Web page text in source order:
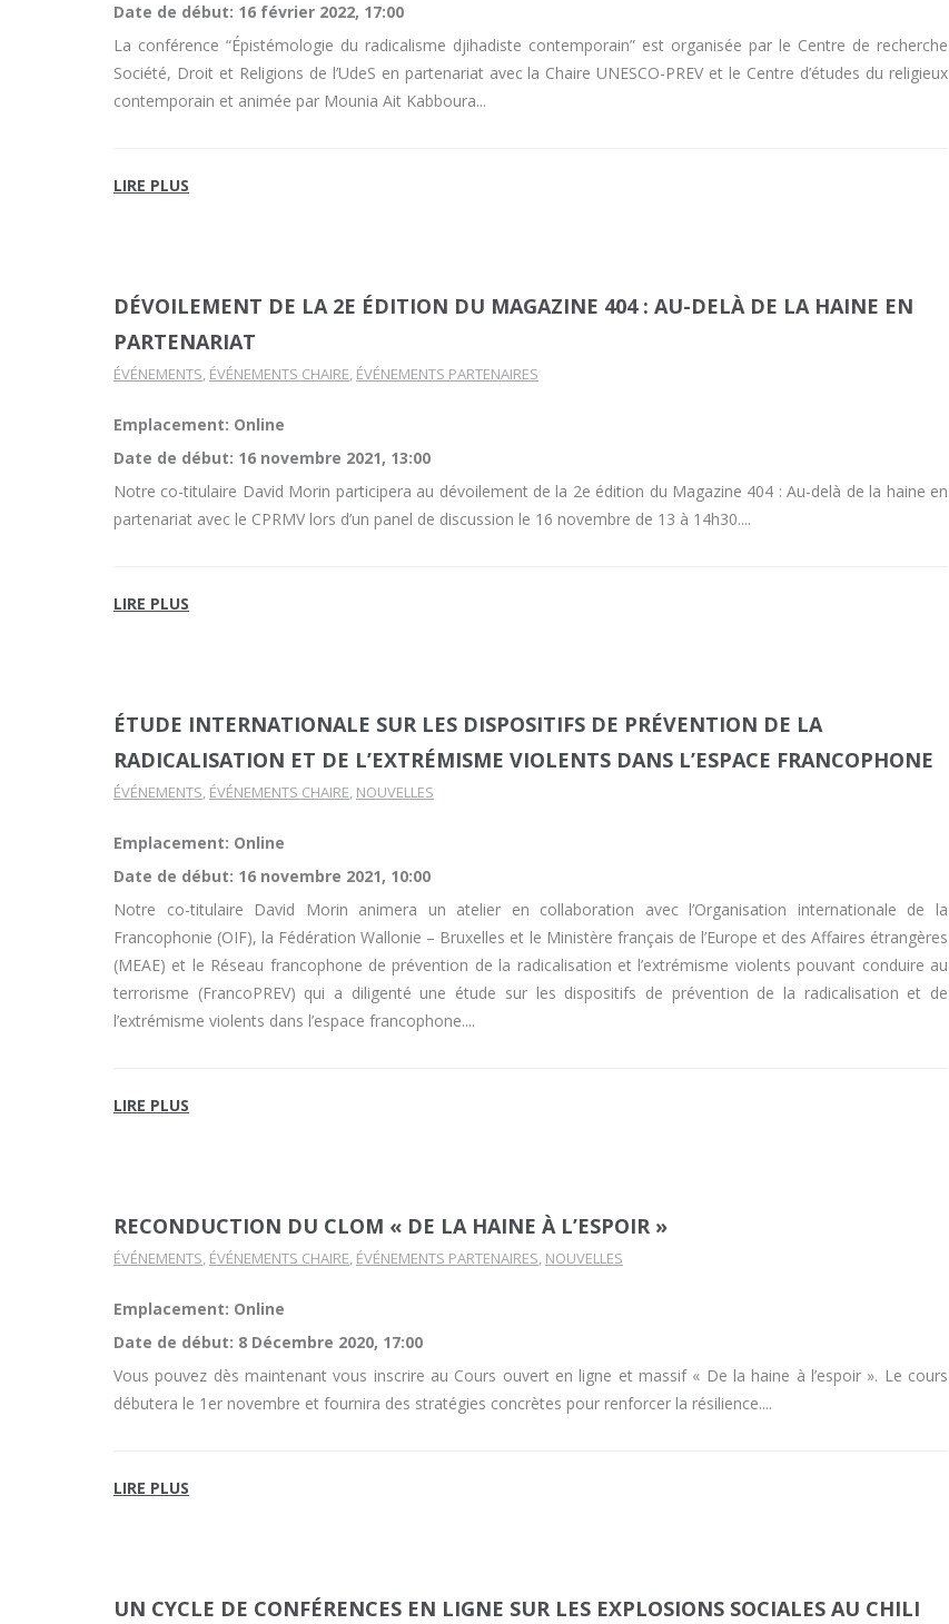
Date de début: 16 février 2022, 17:00
La conférence “Épistémologie du radicalisme djihadiste contemporain” est organisée par le Centre de recherche
Société, Droit et Religions de l’UdeS en partenariat avec la Chaire UNESCO-PREV et le Centre d’études du religieux
contemporain et animée par Mounia Ait Kabboura
LIRE PLUS
DÉVOILEMENT DE LA 2E ÉDITION DU MAGAZINE 404 : AU-DELÀ DE LA HAINE EN
PARTENARIAT
ÉVÉNEMENTS, ÉVÉNEMENTS CHAIRE, ÉVÉNEMENTS PARTENAIRES
Emplacement: Online
Date de début: 16 novembre 2021, 13:00
Notre co-titulaire David Morin participera au dévoilement de la 2e édition du Magazine 404 : Au-delà de la haine en
partenariat avec le CPRMV lors d’un panel de discussion le 16 novembre de 13 à 14h30.
LIRE PLUS
ÉTUDE INTERNATIONALE SUR LES DISPOSITIFS DE PRÉVENTION DE LA
RADICALISATION ET DE L’EXTRÉMISME VIOLENTS DANS L’ESPACE FRANCOPHONE
ÉVÉNEMENTS, ÉVÉNEMENTS CHAIRE, NOUVELLES
Emplacement: Online
Date de début: 16 novembre 2021, 10:00
Notre co-titulaire David Morin animera un atelier en collaboration avec l’Organisation internationale de la
Francophonie (OIF), la Fédération Wallonie – Bruxelles et le Ministère français de l’Europe et des Affaires étrangères
(MEAE) et le Réseau francophone de prévention de la radicalisation et l’extrémisme violents pouvant conduire au
terrorisme (FrancoPREV) qui a diligenté une étude sur les dispositifs de prévention de la radicalisation et de
l’extrémisme violents dans l’espace francophone.
LIRE PLUS
RECONDUCTION DU CLOM « DE LA HAINE À L’ESPOIR »
ÉVÉNEMENTS, ÉVÉNEMENTS CHAIRE, ÉVÉNEMENTS PARTENAIRES, NOUVELLES
Emplacement: Online
Date de début: 8 Décembre 2020, 17:00
Vous pouvez dès maintenant vous inscrire au Cours ouvert en ligne et massif « De la haine à l’espoir ». Le cours
débutera le 1er novembre et fournira des stratégies concrètes pour renforcer la résilience.
LIRE PLUS
UN CYCLE DE CONFÉRENCES EN LIGNE SUR LES EXPLOSIONS SOCIALES AU CHILI